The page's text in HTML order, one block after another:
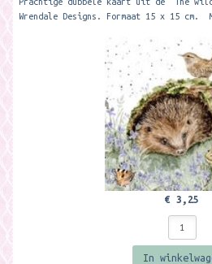
Wrendale Designs. Formaat 15 x 15
€ 3,25
In